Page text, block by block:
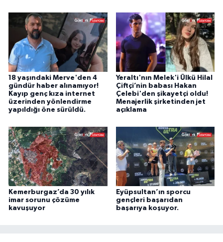
18 yaşındaki Merve'den 4
gündür haber alınamıyor!
Kayıp genç kıza internet
üzerinden yönlendirme
yapıldığı öne sürüldü.
Yeraltı'nın Melek'i Ülkü Hilal
Çiftçi’nin babası Hakan
Çelebi'den şikayetçi oldu!
Menajerlik şirketinden jet
açıklama
Kemerburgaz’da 30 yılık
imar sorunu çözüme
kavuşuyor
Eyüpsultan’ın sporcu
gençleri başarıdan
başarıya koşuyor.